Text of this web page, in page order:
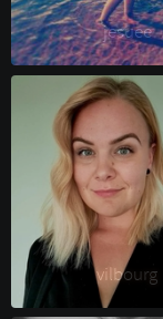
jesuee
vilbourg